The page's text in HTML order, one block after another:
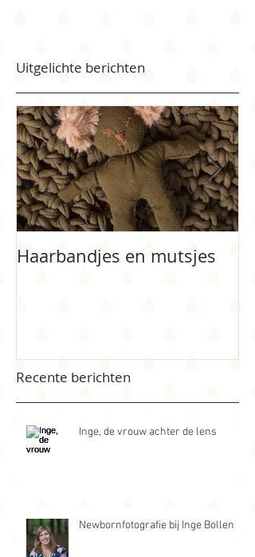
Uitgelichte berichten
Haarbandjes en mutsjes
Recente berichten
Inge, de vrouw achter de lens
Newbornfotografie bij Inge Bollen